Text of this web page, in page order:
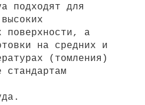
подходят для
поверхности, а
на средних и
(томления)
стандартам